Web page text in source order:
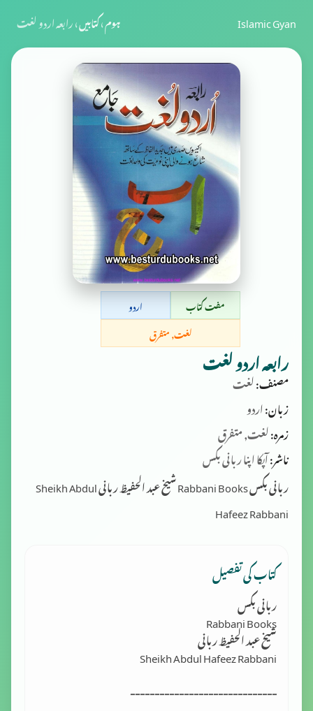
Islamic Gyan ہوم›کتابیں›رابعہ اردو لغت
مفت کتاب
اردو
لغت, متفرق
رابعہ اردو لغت
مصنف:لغت
زبان:اردو
زمرہ:لغت, متفرق
ناشر:آپکا اپنا ربانی بکس
ربانی بکس Rabbani Books شیخ عبد الحفیظ ربانی Sheikh Abdul
Hafeez Rabbani
کتاب کی تفصیل
ربانی بکس
Rabbani Books
شیخ عبد الحفیظ ربانی
Sheikh Abdul Hafeez Rabbani
------------------------------